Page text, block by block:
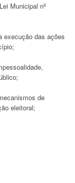
Municipal nº
execução das ações
de
eleitoral;